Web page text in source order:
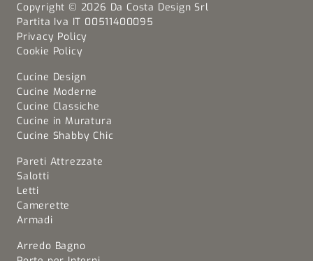
Copyright © 2026 Da Costa Design Srl
Partita Iva IT 00511400095
Privacy Policy
Cookie Policy
Cucine Design
Cucine Moderne
Cucine Classiche
Cucine in Muratura
Cucine Shabby Chic
Pareti Attrezzate
Salotti
Letti
Camerette
Armadi
Arredo Bagno